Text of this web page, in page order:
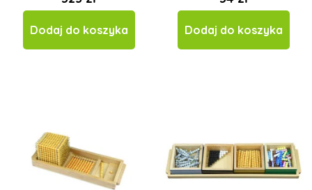
schody (1-10)
Dodaj do koszyka Dodaj do koszyka